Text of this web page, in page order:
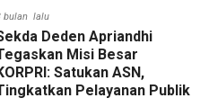
bulan lalu
Deden Apriandhi
Misi Besar
Satukan ASN,
Pelayanan Publik